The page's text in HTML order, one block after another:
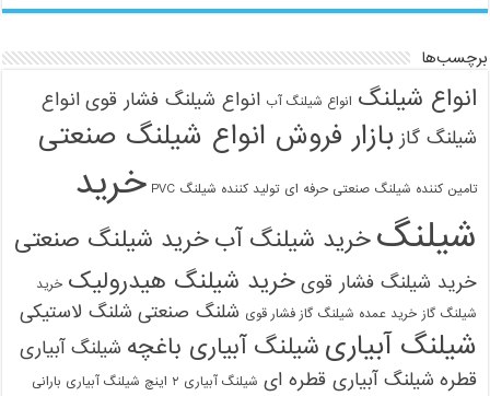
برچسب‌ها
انواع شیلنگ انواع شیلنگ آب انواع شیلنگ فشار قوی انواع
شیلنگ گاز بازار فروش انواع شیلنگ صنعتی
تامین کننده شیلنگ صنعتی حرفه ای تولید کننده شیلنگ PVC
خرید
شیلنگخرید شیلنگ آبخرید شیلنگ صنعتی
خرید شیلنگ فشار قوی خرید شیلنگ هیدرولیک خرید
شیلنگ گاز خرید عمده شیلنگ گاز فشار قوی شلنگ صنعتی شلنگ لاستیکی
شیلنگ آبیاری شیلنگ آبیاری باغچه شیلنگ آبیاری
قطره شیلنگ آبیاری قطره ای شیلنگ آبیاری ۲ اینچ شیلنگ آبیاری بارانی